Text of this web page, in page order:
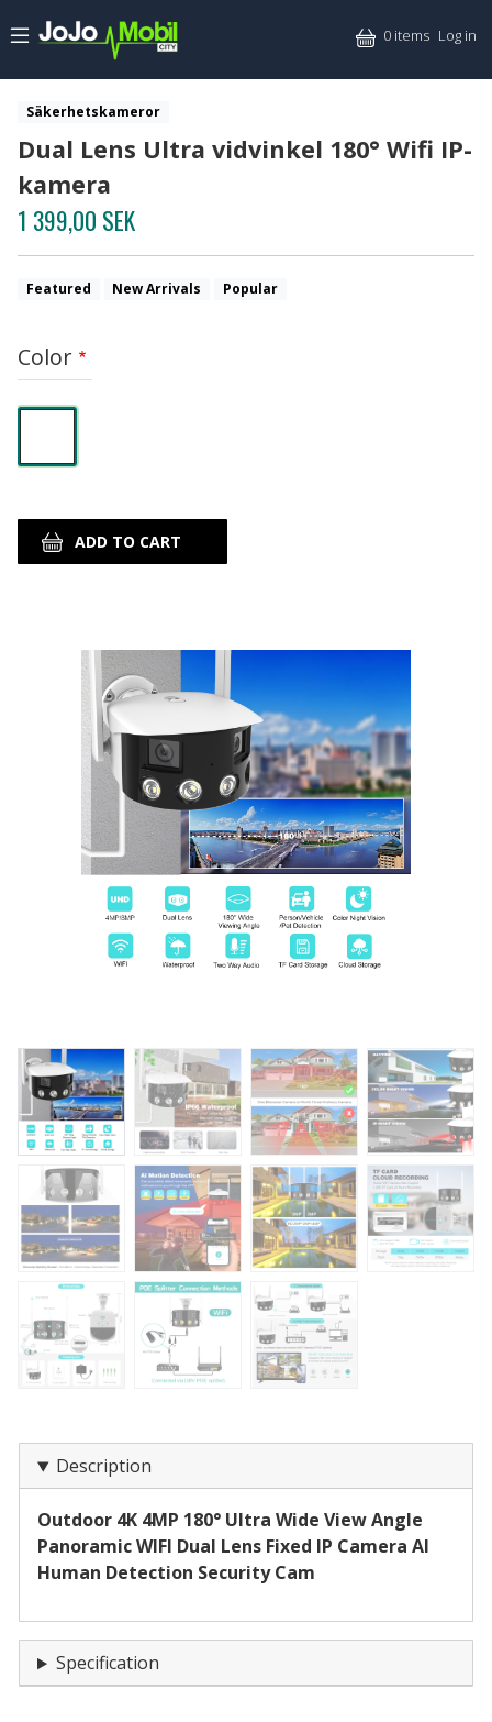
0 items Log in
Säkerhetskameror
Dual Lens Ultra vidvinkel 180° Wifi IP-
kamera
1 399,00 SEK
Featured New Arrivals Popular
Color
Description
Outdoor 4K 4MP 180° Ultra Wide View Angle
Panoramic WIFI Dual Lens Fixed IP Camera AI
Human Detection Security Cam
Specification